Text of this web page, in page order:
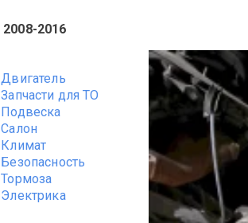
2008-2016
Двигатель
Запчасти для ТО
Подвеска
Салон
Климат
Безопасность
Тормоза
Электрика